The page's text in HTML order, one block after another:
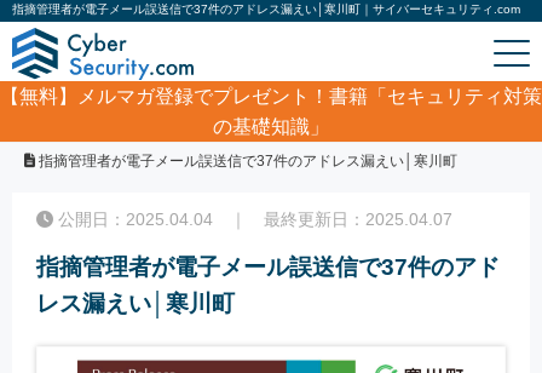
指摘管理者が電子メール誤送信で37件のアドレス漏えい│寒川町｜サイバーセキュリティ.com
【無料】
メルマガ登録でプレゼント！書籍「セキュリティ対策
の基礎知識」
サイバーセキュリティ・情報漏洩ニュース
指摘管理者が電子メール誤送信で37件のアドレス漏えい│寒川町
公開日：2025.04.04 ｜ 最終更新日：2025.04.07
指摘管理者が電子メール誤送信で37件のアド
レス漏えい│寒川町